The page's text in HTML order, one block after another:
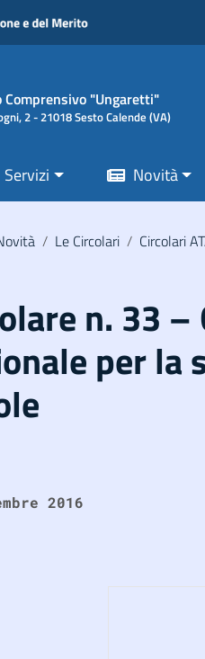
"Ungaretti"
2 - 21018 Sesto Calende (VA)
Servizi Novità
/ Le Circolari / Circolari
n. 33 –
per la
2016